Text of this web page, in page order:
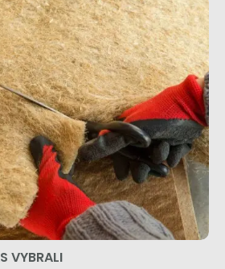
VYBRALI